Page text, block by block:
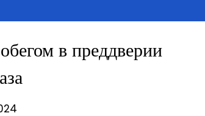
в преддверии